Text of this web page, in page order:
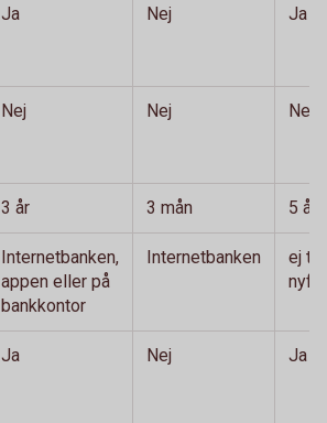
Ja Nej Ja
Nej Nej Nej
3 år 3 mån 5 år
Internetbanken,
appen eller på
bankkontor
Internetbanken
ej till
Ja Nej Ja